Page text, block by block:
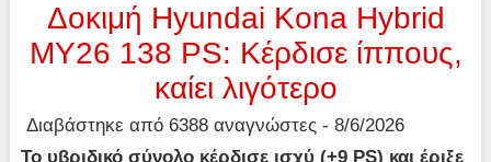
Δοκιμή Hyundai Kona Hybrid
MY26 138 PS: Κέρδισε ίππους,
καίει λιγότερο
Διαβάστηκε από 6388 αναγνώστες - 8/6/2026
Το υβριδικό σύνολο κέρδισε ισχύ (+9 PS) και έριξε